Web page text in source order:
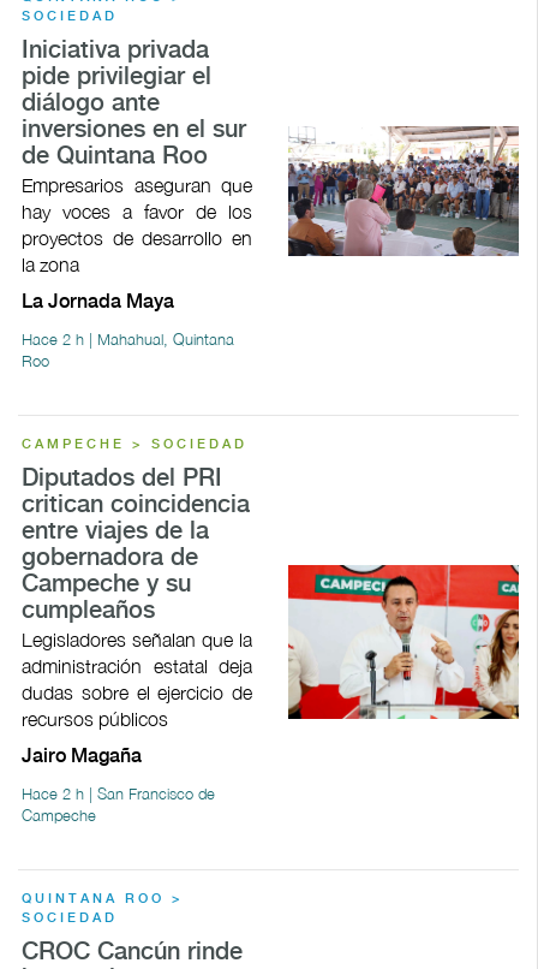
SOCIEDAD
Iniciativa privada
pide privilegiar el
diálogo ante
inversiones en el sur
de Quintana Roo
Empresarios aseguran que
hay voces a favor de los
proyectos de desarrollo en
la zona
La Jornada Maya
Hace 2 h | Mahahual, Quintana
Roo
CAMPECHE > SOCIEDAD
Diputados del PRI
critican coincidencia
entre viajes de la
gobernadora de
Campeche y su
cumpleaños
Legisladores señalan que la
administración estatal deja
dudas sobre el ejercicio de
recursos públicos
Jairo Magaña
Hace 2 h | San Francisco de
Campeche
QUINTANA ROO >
SOCIEDAD
CROC Cancún rinde